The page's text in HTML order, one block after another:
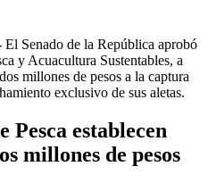
El Senado de la República aprobó
y Acuacultura Sustentables, a
millones de pesos a la captura
exclusivo de sus aletas.
Pesca establecen
millones de pesos